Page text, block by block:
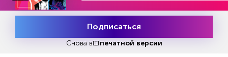
компании в секторе искусственного
интеллекта (AI) заключают долгосрочные
контракты на поставки электроэнергии. Т.е. все
участники «интеллектуальной» революции
Попробовать
Подписаться
Снова в печатной версии